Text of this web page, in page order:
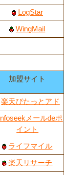
LogStar
WingMail
加盟サイト
楽天ぴたっとアド
Infoseekメールdeポ
イント
ライフマイル
楽天リサーチ